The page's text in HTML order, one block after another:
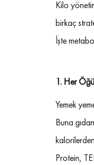
Kilo
birkaç
İşte
1. Her
Yemek
Buna
Protein,